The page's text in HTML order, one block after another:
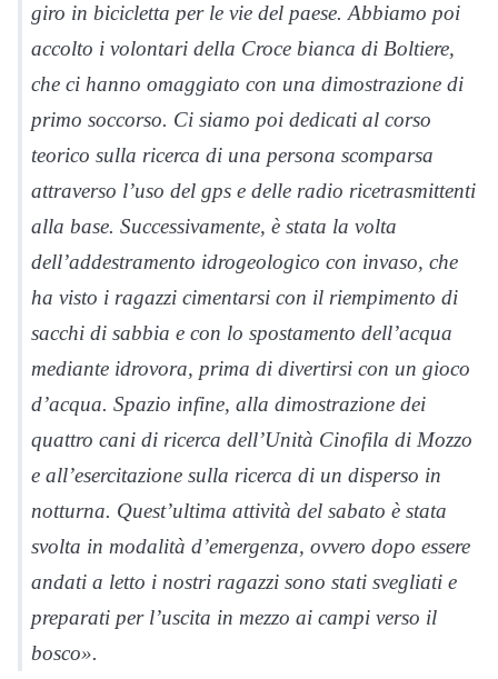
giro in bicicletta per le vie del paese. Abbiamo poi
accolto i volontari della Croce bianca di Boltiere,
che ci hanno omaggiato con una dimostrazione di
primo soccorso. Ci siamo poi dedicati al corso
teorico sulla ricerca di una persona scomparsa
attraverso l’uso del gps e delle radio ricetrasmittenti
alla base. Successivamente, è stata la volta
dell’addestramento idrogeologico con invaso, che
ha visto i ragazzi cimentarsi con il riempimento di
sacchi di sabbia e con lo spostamento dell’acqua
mediante idrovora, prima di divertirsi con un gioco
d’acqua. Spazio infine, alla dimostrazione dei
quattro cani di ricerca dell’Unità Cinofila di Mozzo
e all’esercitazione sulla ricerca di un disperso in
notturna. Quest’ultima attività del sabato è stata
svolta in modalità d’emergenza, ovvero dopo essere
andati a letto i nostri ragazzi sono stati svegliati e
preparati per l’uscita in mezzo ai campi verso il
bosco».